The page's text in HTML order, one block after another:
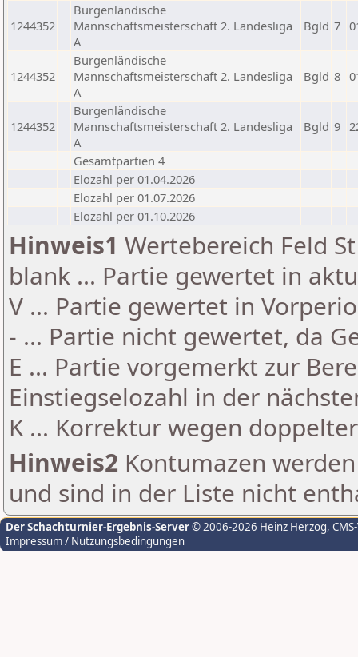
1244352
Burgenländische
Mannschaftsmeisterschaft 2. Landesliga
A
Bgld 7
1244352
Burgenländische
Mannschaftsmeisterschaft 2. Landesliga
A
Bgld 8
1244352
Burgenländische
Mannschaftsmeisterschaft 2. Landesliga
A
Bgld 9
Gesamtpartien 4
Elozahl per 01.04.2026
Elozahl per 01.07.2026
Elozahl per 01.10.2026
Hinweis1 Wertebereich Feld
blank ... Partie gewertet in
V ... Partie gewertet in
- ... Partie nicht gewertet, da
E ... Partie vorgemerkt zur
Einstiegselozahl in der
K ... Korrektur wegen
Hinweis2 Kontumazen
und sind in der Liste nicht
Der Schachturnier-Ergebnis-Server© 2006-2026 Heinz Herzog,
Impressum / Nutzungsbedingungen